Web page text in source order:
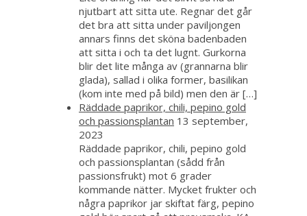
njutbart att sitta ute. Regnar det går
det bra att sitta under paviljongen
annars finns det sköna badenbaden
att sitta i och ta det lugnt. Gurkorna
blir det lite många av (grannarna blir
glada), sallad i olika former, basilikan
(kom inte med på bild) men den är […]
Räddade paprikor, chili, pepino gold
och passionsplantan 13 september,
2023
Räddade paprikor, chili, pepino gold
och passionsplantan (sådd från
passionsfrukt) mot 6 grader
kommande nätter. Mycket frukter och
några paprikor jar skiftat färg, pepino